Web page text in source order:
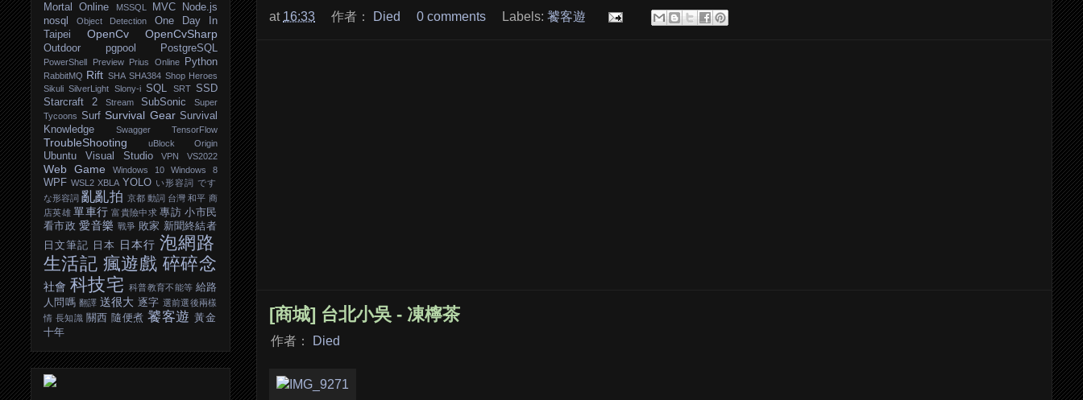
at 16:33 作者： Died 0 comments Labels: 饕客遊
[商城] 台北小吳 - 凍檸茶
作者： Died
Mortal Online MSSQL MVC
Node.js
nosql
Object Detection
One Day In
Taipei
OpenCv OpenCvSharp
Outdoor pgpool PostgreSQL
PowerShell Preview Prius Online Python
RabbitMQ Rift SHA SHA384 Shop Heroes
Sikuli SilverLight Slony-i SQL SRT SSD
Starcraft 2
Stream SubSonic
Super
Tycoons Surf Survival Gear Survival
Knowledge
Swagger TensorFlow
TroubleShooting uBlock Origin
Ubuntu Visual Studio VPN VS2022
Web Game Windows 10 Windows 8
WPF WSL2 XBLA YOLO い形容詞 です
な形容詞 亂亂拍 京都 動詞 台灣 和平 商
店英雄 單車行 富貴險中求 專訪 小市民
看市政 愛音樂 戰爭 敗家 新聞終結者
日文筆記
日本 日本行 泡網路
生活記 瘋遊戲 碎碎念
社會 科技宅 科普教育不能等 給路
人問嗎 翻譯 送很大 逐字 選前選後兩樣
情 長知識 關西 隨便煮 饕客遊 黃金
十年